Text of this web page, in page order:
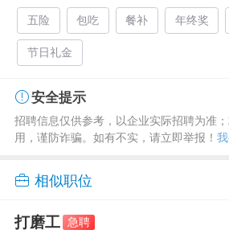
五险 包吃 餐补 年终奖
节日礼金
安全提示
招聘信息仅供参考，以企业实际招聘为准
用，谨防诈骗。如有不实，请立即举报！
相似职位
打磨工 急聘